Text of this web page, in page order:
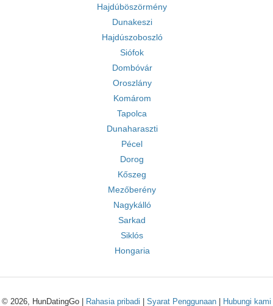
Hajdúböszörmény
Dunakeszi
Hajdúszoboszló
Siófok
Dombóvár
Oroszlány
Komárom
Tapolca
Dunaharaszti
Pécel
Dorog
Kőszeg
Mezőberény
Nagykálló
Sarkad
Siklós
Hongaria
© 2026, HunDatingGo | Rahasia pribadi Syarat Penggunaan Hubungi kami